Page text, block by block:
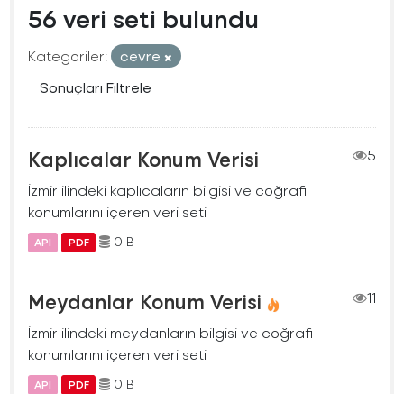
56 veri seti bulundu
Kategoriler:
cevre
Sonuçları Filtrele
Kaplıcalar Konum Verisi
5
İzmir ilindeki kaplıcaların bilgisi ve coğrafi
konumlarını içeren veri seti
API PDF 0 B
Meydanlar Konum Verisi
11
İzmir ilindeki meydanların bilgisi ve coğrafi
konumlarını içeren veri seti
API PDF 0 B